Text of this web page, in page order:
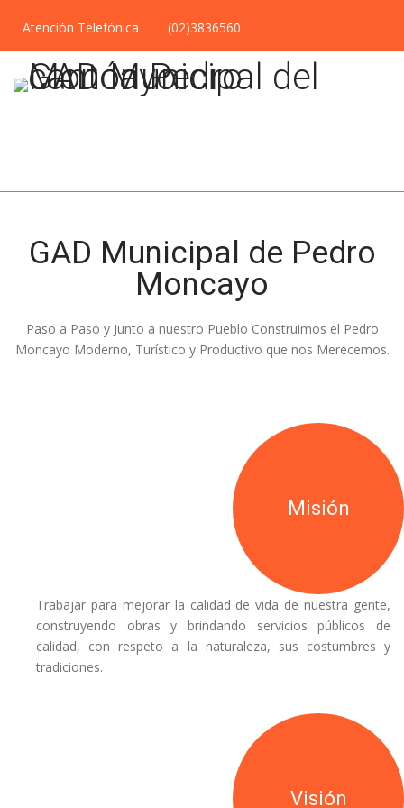
Atención Telefónica (02)3836560
GAD Municipal de Pedro
Moncayo
Paso a Paso y Junto a nuestro Pueblo Construimos el Pedro
Moncayo Moderno, Turístico y Productivo que nos Merecemos.
Misión
Trabajar para mejorar la calidad de vida de nuestra gente,
construyendo obras y brindando servicios públicos de
calidad, con respeto a la naturaleza, sus costumbres y
tradiciones.
Visión